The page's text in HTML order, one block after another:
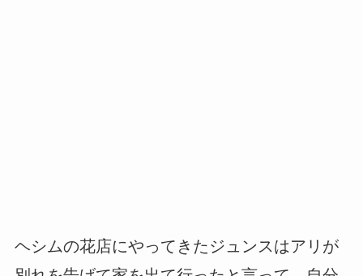
ヘシムの花店にやってきたジュンスはアリが